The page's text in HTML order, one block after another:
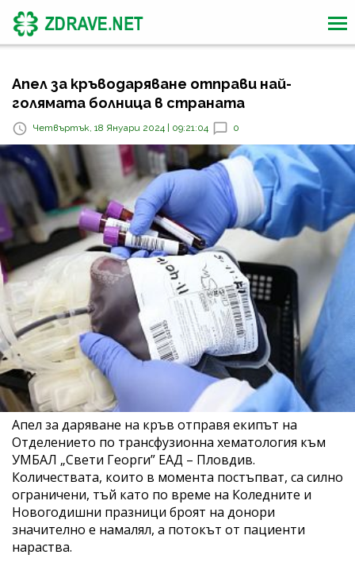
Апел за кръводаряване отправи най-
голямата болница в страната
Четвъртък, 18 Януари 2024 | 09:21:04 0
Апел за даряване на кръв отправя екипът на
Отделението по трансфузионна хематология към
УМБАЛ „Свети Георги” ЕАД – Пловдив.
Количествата, които в момента постъпват, са силно
ограничени, тъй като по време на Коледните и
Новогодишни празници броят на донори
значително е намалял, а потокът от пациенти
нараства.